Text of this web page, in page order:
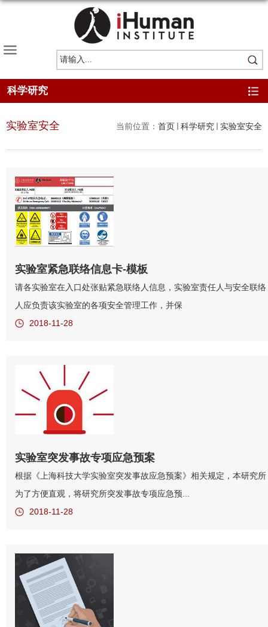
科学研究
当前位置： 首页 科学研究 实验室安全
实验室安全
实验室紧急联络信息卡-模板
请各实验室在入口处张贴紧急联络人信息，实验室责任人与安全联络
人应负责该实验室的各项安全管理工作，并保
2018-11-28
实验室突发事故专项应急预案
根据《上海科技大学实验室突发事故应急预案》相关规定，本研究所
为了方便直观，将研究所突发事故专项应急预...
2018-11-28